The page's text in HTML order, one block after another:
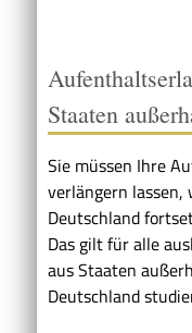
Staaten
Sie müssen Ihre
verlängern lassen,
Deutschland
Das gilt für alle
aus Staaten
Deutschland